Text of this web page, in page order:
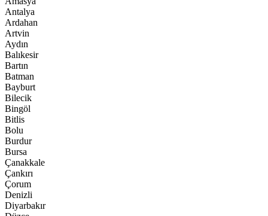
Antalya
Ardahan
Artvin
Aydın
Balıkesir
Bartın
Batman
Bayburt
Bilecik
Bingöl
Bitlis
Bolu
Burdur
Bursa
Çanakkale
Çankırı
Çorum
Denizli
Diyarbakır